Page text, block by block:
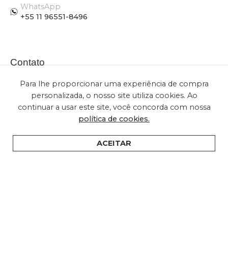
WhatsApp
+55 11 96551-8496
Contato
(+55) 11 2028-2616
sac@embuled.com
contato@embuled.com
Para lhe proporcionar uma experiência de compra
personalizada, o nosso site utiliza cookies. Ao
continuar a usar este site, você concorda com nossa
política de cookies.
ACEITAR